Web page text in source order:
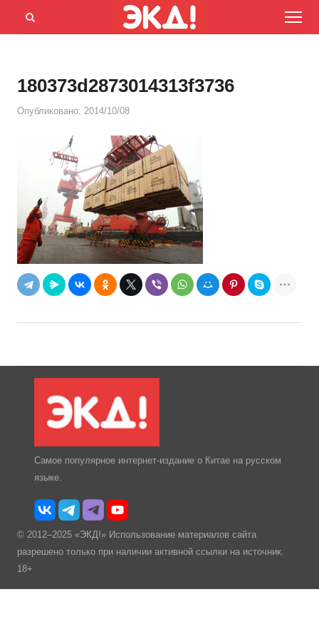
Menu
Открыть
180373d2873014313f3736
Опубликовано: 2014/10/08
Самое популярное интернет-издание о Китае на русском
языке.
© 2012–2025 «ЭКД!» Использование материалов сайта
разрешено только при наличии активной ссылки на источник.
18+